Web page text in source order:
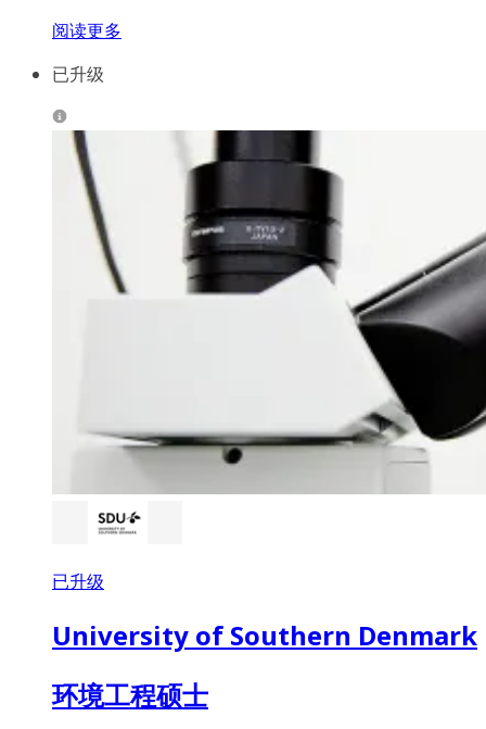
阅读更多
已升级
已升级
University of Southern Denmark
环境工程硕士